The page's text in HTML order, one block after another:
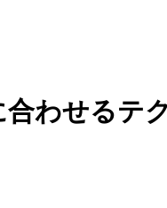
わせるテ